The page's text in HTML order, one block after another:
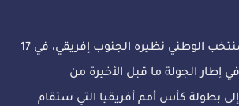
ويرتقب أن يواجه المنتخب الوطني نظيره الجنوب إفريقي، في 17
إطار الجولة ما قبل الأخيرة من
بطولة كأس أمم أفريقيا التي ستقام